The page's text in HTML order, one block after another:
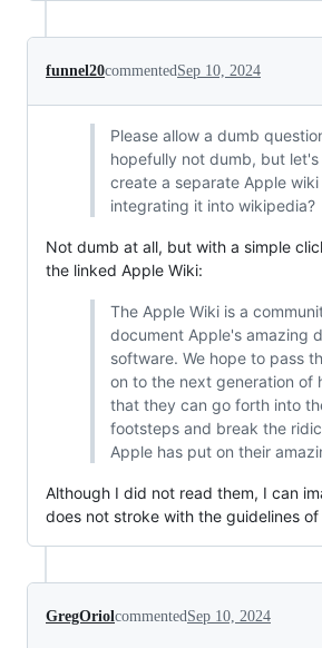
funnel20commented Sep 10, 2024
Please allow a dumb
hopefully not dumb, but
create a separate Apple
integrating it into wikipedia?
Not dumb at all, but with a simple
the linked Apple Wiki:
The Apple Wiki is a
document Apple's amazing
software. We hope to pass
on to the next generation of
that they can go forth into
footsteps and break the
Apple has put on their
Although I did not read them, I can
does not stroke with the guidelines of
GregOriol commented Sep 10, 2024